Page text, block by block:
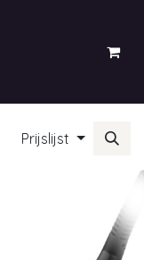
Prijslijst